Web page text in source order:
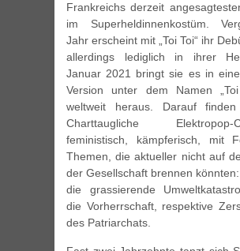
Frankreichs derzeit
im Superheldinnenkostüm.
Jahr erscheint mit „Toi Toi“ ihr
allerdings lediglich in ihrer
Januar 2021 bringt sie es in
Version unter dem Namen
weltweit heraus. Darauf
Charttaugliche Elektropop-
feministisch, kämpferisch, mit
Themen, die aktueller nicht auf
der Gesellschaft brennen könnten:
die grassierende
die Vorherrschaft, respektive
des Patriarchats.